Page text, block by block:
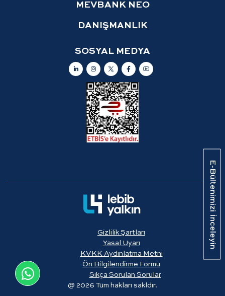
E-Bültenimizi İnceleyin
MEVBANK NEO
DANIŞMANLIK
SOSYAL MEDYA
Gizlilik Şartları
Yasal Uyarı
KVKK Aydınlatma Metni
Ön Bilgilendirme Formu
Sıkça Sorulan Sorular
@ 2026 Tüm hakları sakldır.